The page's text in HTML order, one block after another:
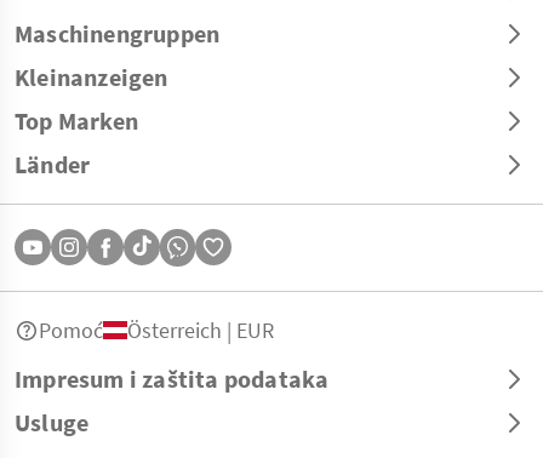
Maschinengruppen
Kleinanzeigen
Top Marken
Länder
Impresum i zaštita podataka
Usluge
Pomoć Österreich | EUR